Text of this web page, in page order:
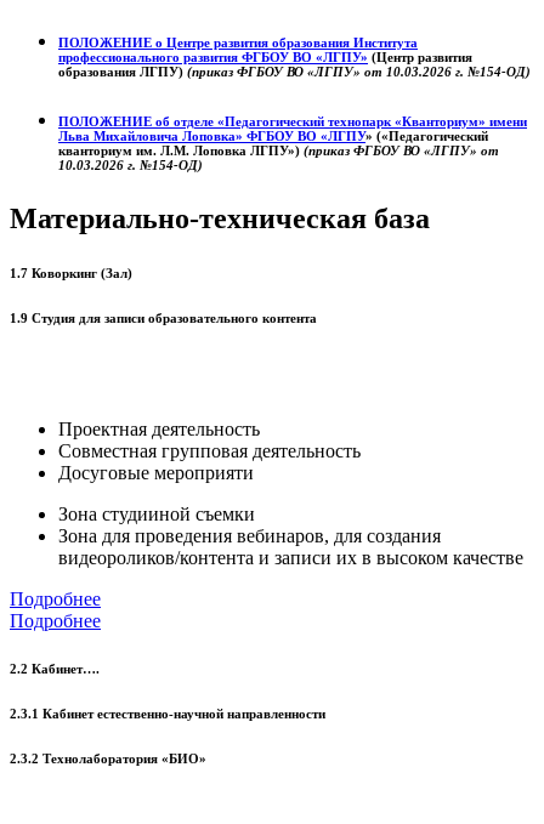
ПОЛОЖЕНИЕ о Центре развития образования Института
профессионального развития ФГБОУ ВО «ЛГПУ» (Центр развития
образования ЛГПУ) (приказ ФГБОУ ВО «ЛГПУ» от 10.03.2026 г. №154-ОД)
ПОЛОЖЕНИЕ об отделе «Педагогический технопарк «Кванториум» имени
Льва Михайловича Лоповка» ФГБОУ ВО «ЛГПУ» («Педагогический
кванториум им. Л.М. Лоповка ЛГПУ») (приказ ФГБОУ ВО «ЛГПУ» от
10.03.2026 г. №154-ОД)
Материально-техническая база
1.7 Коворкинг (Зал)
1.9 Студия для записи образовательного контента
Проектная деятельность
Совместная групповая деятельность
Досуговые мероприяти
Зона студииной съемки
Зона для проведения вебинаров, для создания
видеороликов/контента и записи их в высоком качестве
Подробнее
Подробнее
2.2 Кабинет….
2.3.1 Кабинет естественно-научной направленности
2.3.2 Технолаборатория «БИО»